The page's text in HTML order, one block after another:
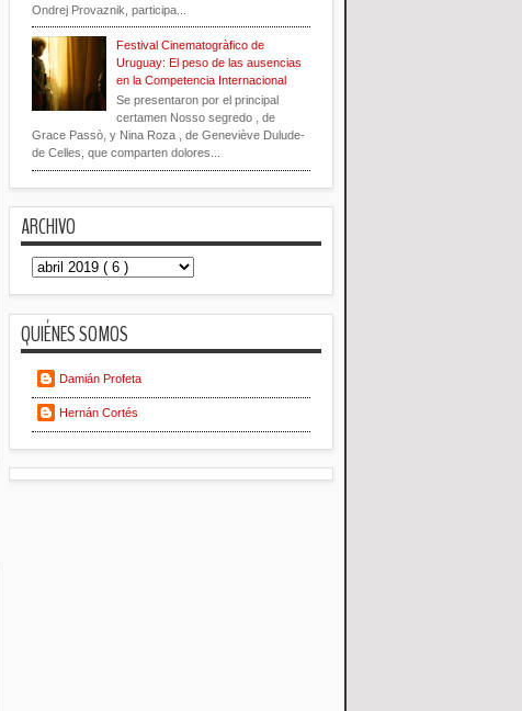
Ondrej Provaznik, participa...
Festival Cinematogràfico de
Uruguay: El peso de las ausencias
en la Competencia Internacional
Se presentaron por el principal
certamen Nosso segredo , de
Grace Passò, y Nina Roza , de Geneviève Dulude-
de Celles, que comparten dolores...
ARCHIVO
QUIÉNES SOMOS
Damián Profeta
Hernán Cortés